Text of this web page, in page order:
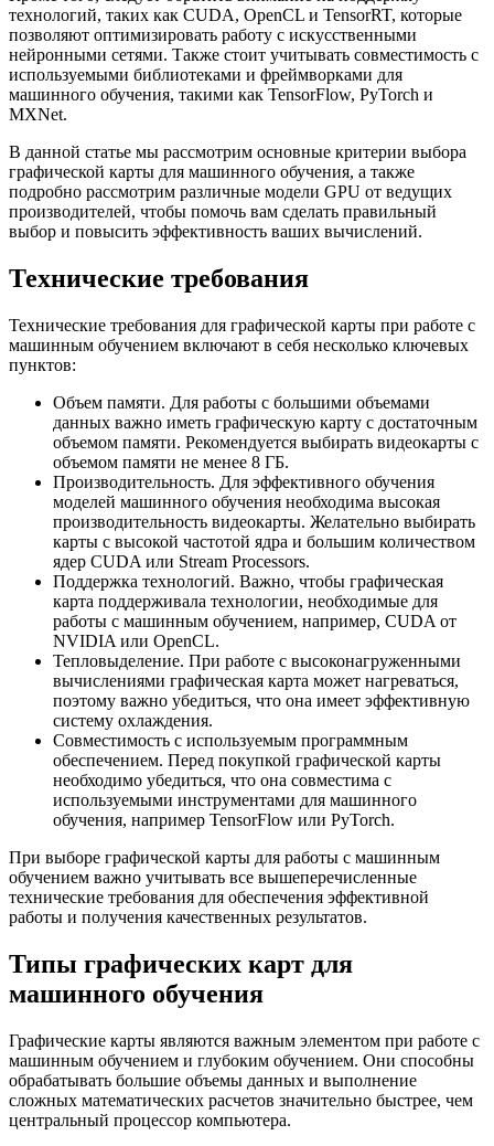
технологий, таких как CUDA, OpenCL и TensorRT, которые
позволяют оптимизировать работу с искусственными
нейронными сетями. Также стоит учитывать совместимость с
используемыми библиотеками и фреймворками для
машинного обучения, такими как TensorFlow, PyTorch и
MXNet.
В данной статье мы рассмотрим основные критерии выбора
графической карты для машинного обучения, а также
подробно рассмотрим различные модели GPU от ведущих
производителей, чтобы помочь вам сделать правильный
выбор и повысить эффективность ваших вычислений.
Технические требования
Технические требования для графической карты при работе с
машинным обучением включают в себя несколько ключевых
пунктов:
Объем памяти. Для работы с большими объемами
данных важно иметь графическую карту с достаточным
объемом памяти. Рекомендуется выбирать видеокарты с
объемом памяти не менее 8 ГБ.
Производительность. Для эффективного обучения
моделей машинного обучения необходима высокая
производительность видеокарты. Желательно выбирать
карты с высокой частотой ядра и большим количеством
ядер CUDA или Stream Processors.
Поддержка технологий. Важно, чтобы графическая
карта поддерживала технологии, необходимые для
работы с машинным обучением, например, CUDA от
NVIDIA или OpenCL.
Тепловыделение. При работе с высоконагруженными
вычислениями графическая карта может нагреваться,
поэтому важно убедиться, что она имеет эффективную
систему охлаждения.
Совместимость с используемым программным
обеспечением. Перед покупкой графической карты
необходимо убедиться, что она совместима с
используемыми инструментами для машинного
обучения, например TensorFlow или PyTorch.
При выборе графической карты для работы с машинным
обучением важно учитывать все вышеперечисленные
технические требования для обеспечения эффективной
работы и получения качественных результатов.
Типы графических карт для
машинного обучения
Графические карты являются важным элементом при работе с
машинным обучением и глубоким обучением. Они способны
обрабатывать большие объемы данных и выполнение
сложных математических расчетов значительно быстрее, чем
центральный процессор компьютера.